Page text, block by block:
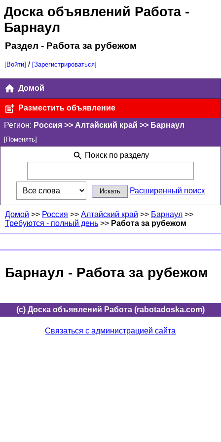
Доска объявлений Работа-
Барнаул
Раздел - Работа за рубежом
[Войти] / [Зарегистрироваться]
Домой
Разместить объявление
Регион: Россия >> Алтайский край >> Барнаул
[Поменять]
Поиск по разделу
Расширенный поиск
Домой >> Россия >> Алтайский край >> Барнаул >>
Требуются - полный день >> Работа за рубежом
Барнаул - Работа за рубежом
(c) Доска объявлений Работа (rabotadoska.com)
Связаться с администрацией сайта